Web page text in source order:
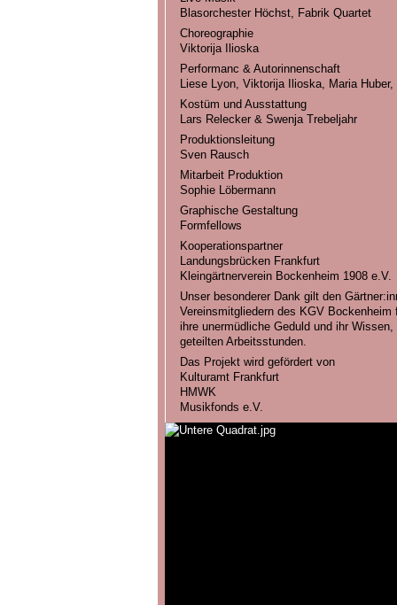
Blasorchester Höchst, Fabrik Quartet
Choreographie
Viktorija Ilioska
Performanc & Autorinnenschaft
Liese Lyon, Viktorija Ilioska, Maria
Kostüm und Ausstattung
Lars Relecker & Swenja Trebeljahr
Produktionsleitung
Sven Rausch
Mitarbeit Produktion
Sophie Löbermann
Graphische Gestaltung
Formfellows
Kooperationspartner
Landungsbrücken Frankfurt
Kleingärtnerverein Bockenheim 1908 e.V.
Unser besonderer Dank gilt den
Vereinsmitgliedern des KGV
ihre unermüdliche Geduld und ihr
geteilten Arbeitsstunden.
Das Projekt wird gefördert von
Kulturamt Frankfurt
HMWK
Musikfonds e.V.